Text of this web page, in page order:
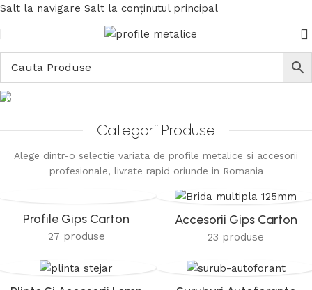
Salt la navigare Salt la conținutul principal
Acasa
Categorii Produse
Alege dintr-o selectie variata de profile metalice si accesorii
profesionale, livrate rapid oriunde in Romania
Profile Gips Carton
27 produse
Accesorii Gips Carton
23 produse